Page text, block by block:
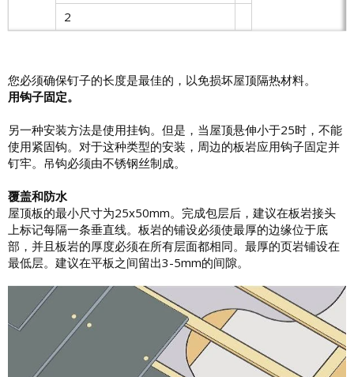
2
您必须确保钉子的长度是最佳的，以免损坏屋顶隔热材料。
用钩子固定。
另一种安装方法是使用挂钩。但是，当屋顶悬伸小于25时，不能
使用紧固钩。对于这种类型的安装，周边的板岩应用钩子固定并
钉牢。吊钩必须由不锈钢丝制成。
覆盖和防水
屋顶板的最小尺寸为25x50mm。完成包层后，建议在板岩接头
上标记每隔一条垂直线。板岩的铺设必须使最厚的边缘位于底
部，并且板岩的厚度必须在所有层面都相同。最厚的页岩铺设在
最低层。建议在平板之间留出3-5mm的间隙。